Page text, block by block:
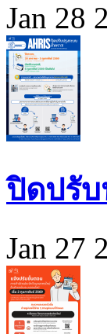
Jan 28
ปิดปรับ
Jan 27